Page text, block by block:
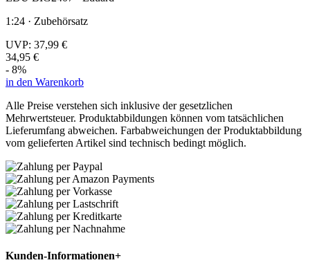
1:24 · Zubehörsatz
UVP: 37,99 €
34,95 €
- 8%
in den Warenkorb
Alle Preise verstehen sich inklusive der gesetzlichen
Mehrwertsteuer. Produktabbildungen können vom tatsächlichen
Lieferumfang abweichen. Farbabweichungen der Produktabbildung
vom gelieferten Artikel sind technisch bedingt möglich.
Kunden-Informationen+